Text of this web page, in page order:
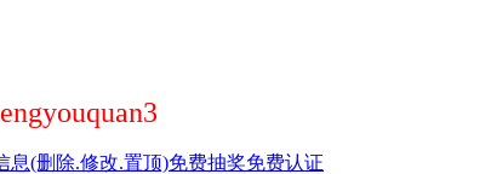
息(删除.修改.置顶)免费抽奖免费认证